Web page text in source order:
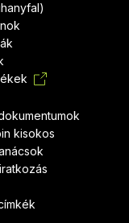
kisokos